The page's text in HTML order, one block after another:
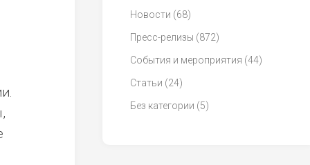
Новости (68)
Пресс-релизы (872)
События и мероприятия (44)
Статьи (24)
Без категории (5)